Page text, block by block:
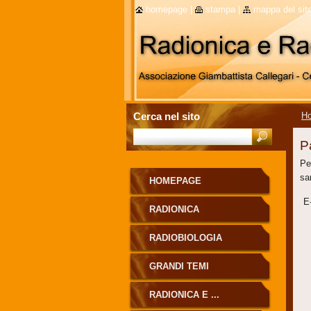
HOMEPAGE
RADIONICA
RADIOBIOLOGIA
GRANDI TEMI
RADIONICA E ...
Cerca nel sito
homepage stampa mappa del